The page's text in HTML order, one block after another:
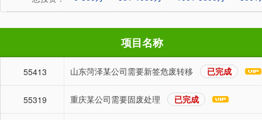
项目名称
55413 山东菏泽某公司需要新签危废转移 已完成
55319 重庆某公司需要固废处理 已完成